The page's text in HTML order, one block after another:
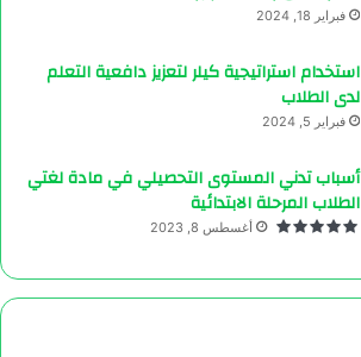
فبراير 18, 2024
استخدام استراتيجية كيلر لتعزيز دافعية التعلم
لدى الطلاب
فبراير 5, 2024
أسباب تدني المستوى التحصيلي في مادة لغتي
الطلاب المرحلة الابتدائية
أغسطس 8, 2023